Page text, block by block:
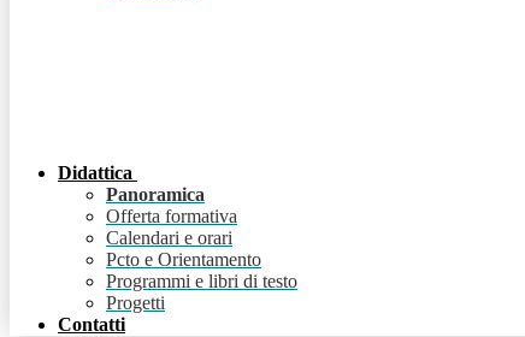
Didattica
Panoramica
Offerta formativa
Calendari e orari
Pcto e Orientamento
Programmi e libri di testo
Progetti
Contatti